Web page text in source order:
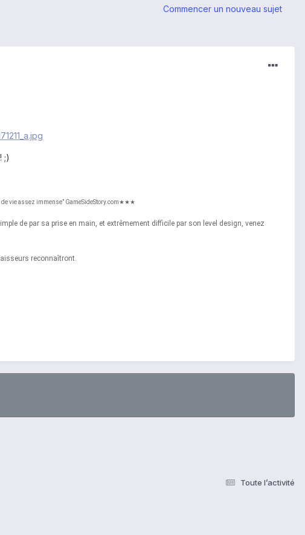
Commencer un nouveau sujet
;)
vie assez immense” GameSideStory.com★★★
de par sa prise en main, et extrêmement difficile par son level design, venez
reconnaîtront.
Toute l’activité